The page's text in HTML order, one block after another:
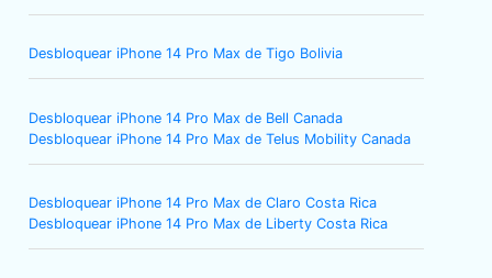
Desbloquear iPhone 14 Pro Max de Tigo Bolivia
Desbloquear iPhone 14 Pro Max de Bell Canada
Desbloquear iPhone 14 Pro Max de Telus Mobility Canada
Desbloquear iPhone 14 Pro Max de Claro Costa Rica
Desbloquear iPhone 14 Pro Max de Liberty Costa Rica